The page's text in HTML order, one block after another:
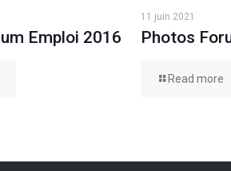
Emploi 2016
11 juin 2021
Photos
Read more